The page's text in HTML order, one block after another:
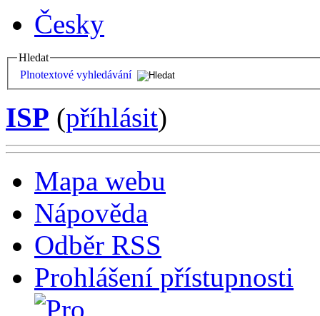
Česky
Hledat
Plnotextové vyhledávání
ISP (příhlásit)
Mapa webu
Nápověda
Odběr RSS
Prohlášení přístupnosti